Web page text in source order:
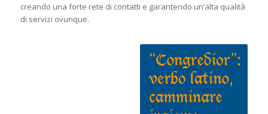
creando una forte rete di contatti e garantendo un’alta qualità
di servizi ovunque.